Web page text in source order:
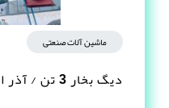
ماشین آلات صنعتی
دیگ بخار 3 تن / آذر استیل فن آوران